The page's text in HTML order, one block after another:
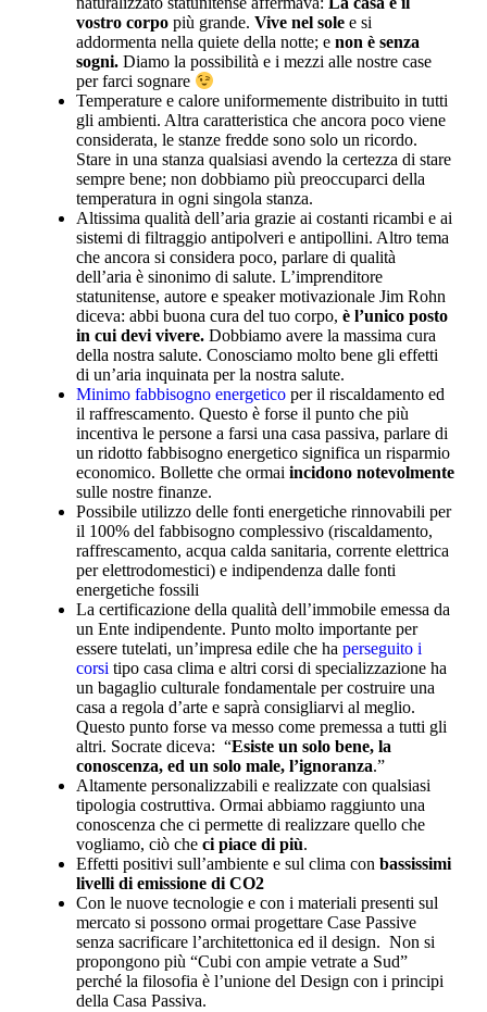
vostro corpo più grande. Vive nel sole e si
addormenta nella quiete della notte; e non è senza
sogni. Diamo la possibilità e i mezzi alle nostre case
per farci sognare
Temperature e calore uniformemente distribuito in tutti
gli ambienti. Altra caratteristica che ancora poco viene
considerata, le stanze fredde sono solo un ricordo.
Stare in una stanza qualsiasi avendo la certezza di stare
sempre bene; non dobbiamo più preoccuparci della
temperatura in ogni singola stanza.
Altissima qualità dell’aria grazie ai costanti ricambi e ai
sistemi di filtraggio antipolveri e antipollini. Altro tema
che ancora si considera poco, parlare di qualità
dell’aria è sinonimo di salute. L’imprenditore
statunitense, autore e speaker motivazionale Jim Rohn
diceva: abbi buona cura del tuo corpo, è l’unico posto
in cui devi vivere. Dobbiamo avere la massima cura
della nostra salute. Conosciamo molto bene gli effetti
di un’aria inquinata per la nostra salute.
Minimo fabbisogno energetico per il riscaldamento ed
il raffrescamento. Questo è forse il punto che più
incentiva le persone a farsi una casa passiva, parlare di
un ridotto fabbisogno energetico significa un risparmio
economico. Bollette che ormai incidono notevolmente
sulle nostre finanze.
Possibile utilizzo delle fonti energetiche rinnovabili per
il 100% del fabbisogno complessivo (riscaldamento,
raffrescamento, acqua calda sanitaria, corrente elettrica
per elettrodomestici) e indipendenza dalle fonti
energetiche fossili
La certificazione della qualità dell’immobile emessa da
un Ente indipendente. Punto molto importante per
essere tutelati, un’impresa edile che ha perseguito i
corsi tipo casa clima e altri corsi di specializzazione ha
un bagaglio culturale fondamentale per costruire una
casa a regola d’arte e saprà consigliarvi al meglio.
Questo punto forse va messo come premessa a tutti gli
altri. Socrate diceva: “Esiste un solo bene, la
conoscenza, ed un solo male, l’ignoranza.”
Altamente personalizzabili e realizzate con qualsiasi
tipologia costruttiva. Ormai abbiamo raggiunto una
conoscenza che ci permette di realizzare quello che
vogliamo, ciò che ci piace di più.
Effetti positivi sull’ambiente e sul clima con bassissimi
livelli di emissione di CO2
Con le nuove tecnologie e con i materiali presenti sul
mercato si possono ormai progettare Case Passive
senza sacrificare l’architettonica ed il design. Non si
propongono più “Cubi con ampie vetrate a Sud”
perché la filosofia è l’unione del Design con i principi
della Casa Passiva.